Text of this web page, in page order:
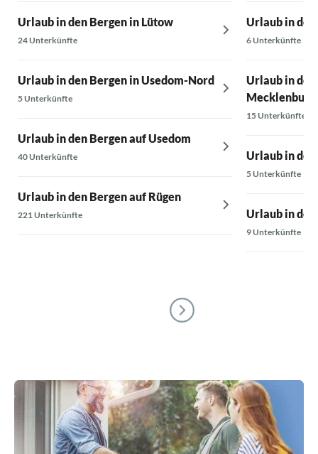
Urlaub in den Bergen in Lütow
24 Unterkünfte
Urlaub in den Bergen in Usedom-Nord
5 Unterkünfte
Urlaub in den Bergen auf Usedom
40 Unterkünfte
Urlaub in den Bergen auf Rügen
221 Unterkünfte
Urlaub in
6 Unterkünfte
Urlaub in
15 Unterkünfte
Urlaub in
5 Unterkünfte
Urlaub in
9 Unterkünfte